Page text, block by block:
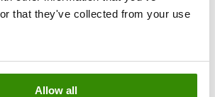
that they've collected from your use
Allow all
di pagamento
online, potete utilizzare i metodi di
come la vostra carta di